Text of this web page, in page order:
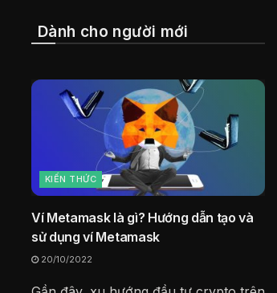
Dành cho người mới
KIẾN THỨC
Ví Metamask là gì? Hướng dẫn tạo và
sử dụng ví Metamask
20/10/2022